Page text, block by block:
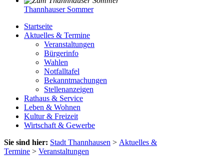
Thannhauser Sommer
Startseite
Aktuelles & Termine
Veranstaltungen
Bürgerinfo
Wahlen
Notfalltafel
Bekanntmachungen
Stellenanzeigen
Rathaus & Service
Leben & Wohnen
Kultur & Freizeit
Wirtschaft & Gewerbe
Sie sind hier: Stadt Thannhausen > Aktuelles &
Termine > Veranstaltungen